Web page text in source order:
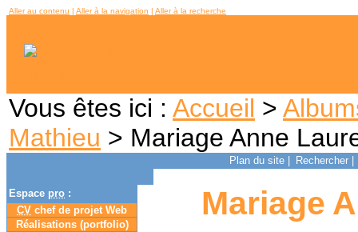
Aller au contenu | Aller à la navigation | Aller à la recherche
Vous êtes ici : Accueil >
Mathieu > Mariage Anne
Plan du site Rechercher
Espace pro :
CV chef de projet Web
Réalisations (portfolio)
Mariage